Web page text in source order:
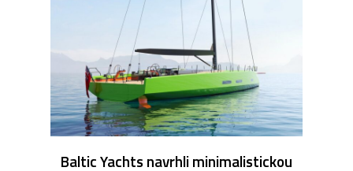
Baltic Yachts navrhli minimalistickou